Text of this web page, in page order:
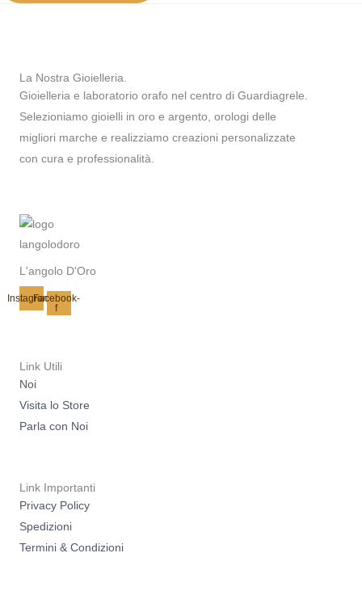
La Nostra Gioielleria.
Gioielleria e laboratorio orafo nel centro di Guardiagrele.
Selezioniamo gioielli in oro e argento, orologi delle
migliori marche e realizziamo creazioni personalizzate
con cura e professionalità.
L'angolo D'Oro
InstagramFacebook-
f
Link Utili
Noi
Visita lo Store
Parla con Noi
Link Importanti
Privacy Policy
Spedizioni
Termini & Condizioni